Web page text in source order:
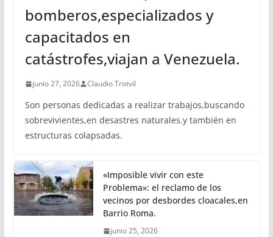
bomberos,especializados y
capacitados en
catástrofes,viajan a Venezuela.
junio 27, 2026 Claudio Trotvil
Son personas dedicadas a realizar trabajos,buscando
sobrevivientes,en desastres naturales.y también en
estructuras colapsadas.
«Imposible vivir con este
Problema»: el reclamo de los
vecinos por desbordes cloacales,en
Barrio Roma.
junio 25, 2026